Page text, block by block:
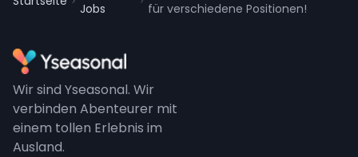
Jobs
für verschiedene Positionen!
Wir sind Yseasonal. Wir
verbinden Abenteurer mit
einem tollen Erlebnis im
Ausland.